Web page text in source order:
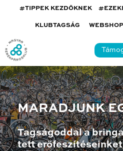
#TIPPEK KEZDŐKNEK
KLUBTAGSÁG WEBSHOP
MARADJUNK
Tagságoddal a
tett